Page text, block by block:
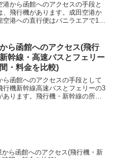
港から函館へのアクセスの手段と
、飛行機があります。成田空港か
空港への直行便はバニラエアで1日
から函館駅までの行程の一例を紹
す。所要時間は...
ら函館へのアクセス(飛行
幹線・高速バスとフェリー
・料金を比較)
ら函館へのアクセスの手段として
行機新幹線高速バスとフェリーの3
あります。飛行機・新幹線の所要
から函館へのアクセス(飛行機・新